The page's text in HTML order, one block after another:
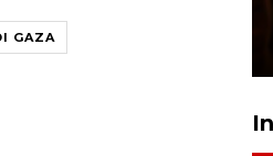
GAZA
18:20